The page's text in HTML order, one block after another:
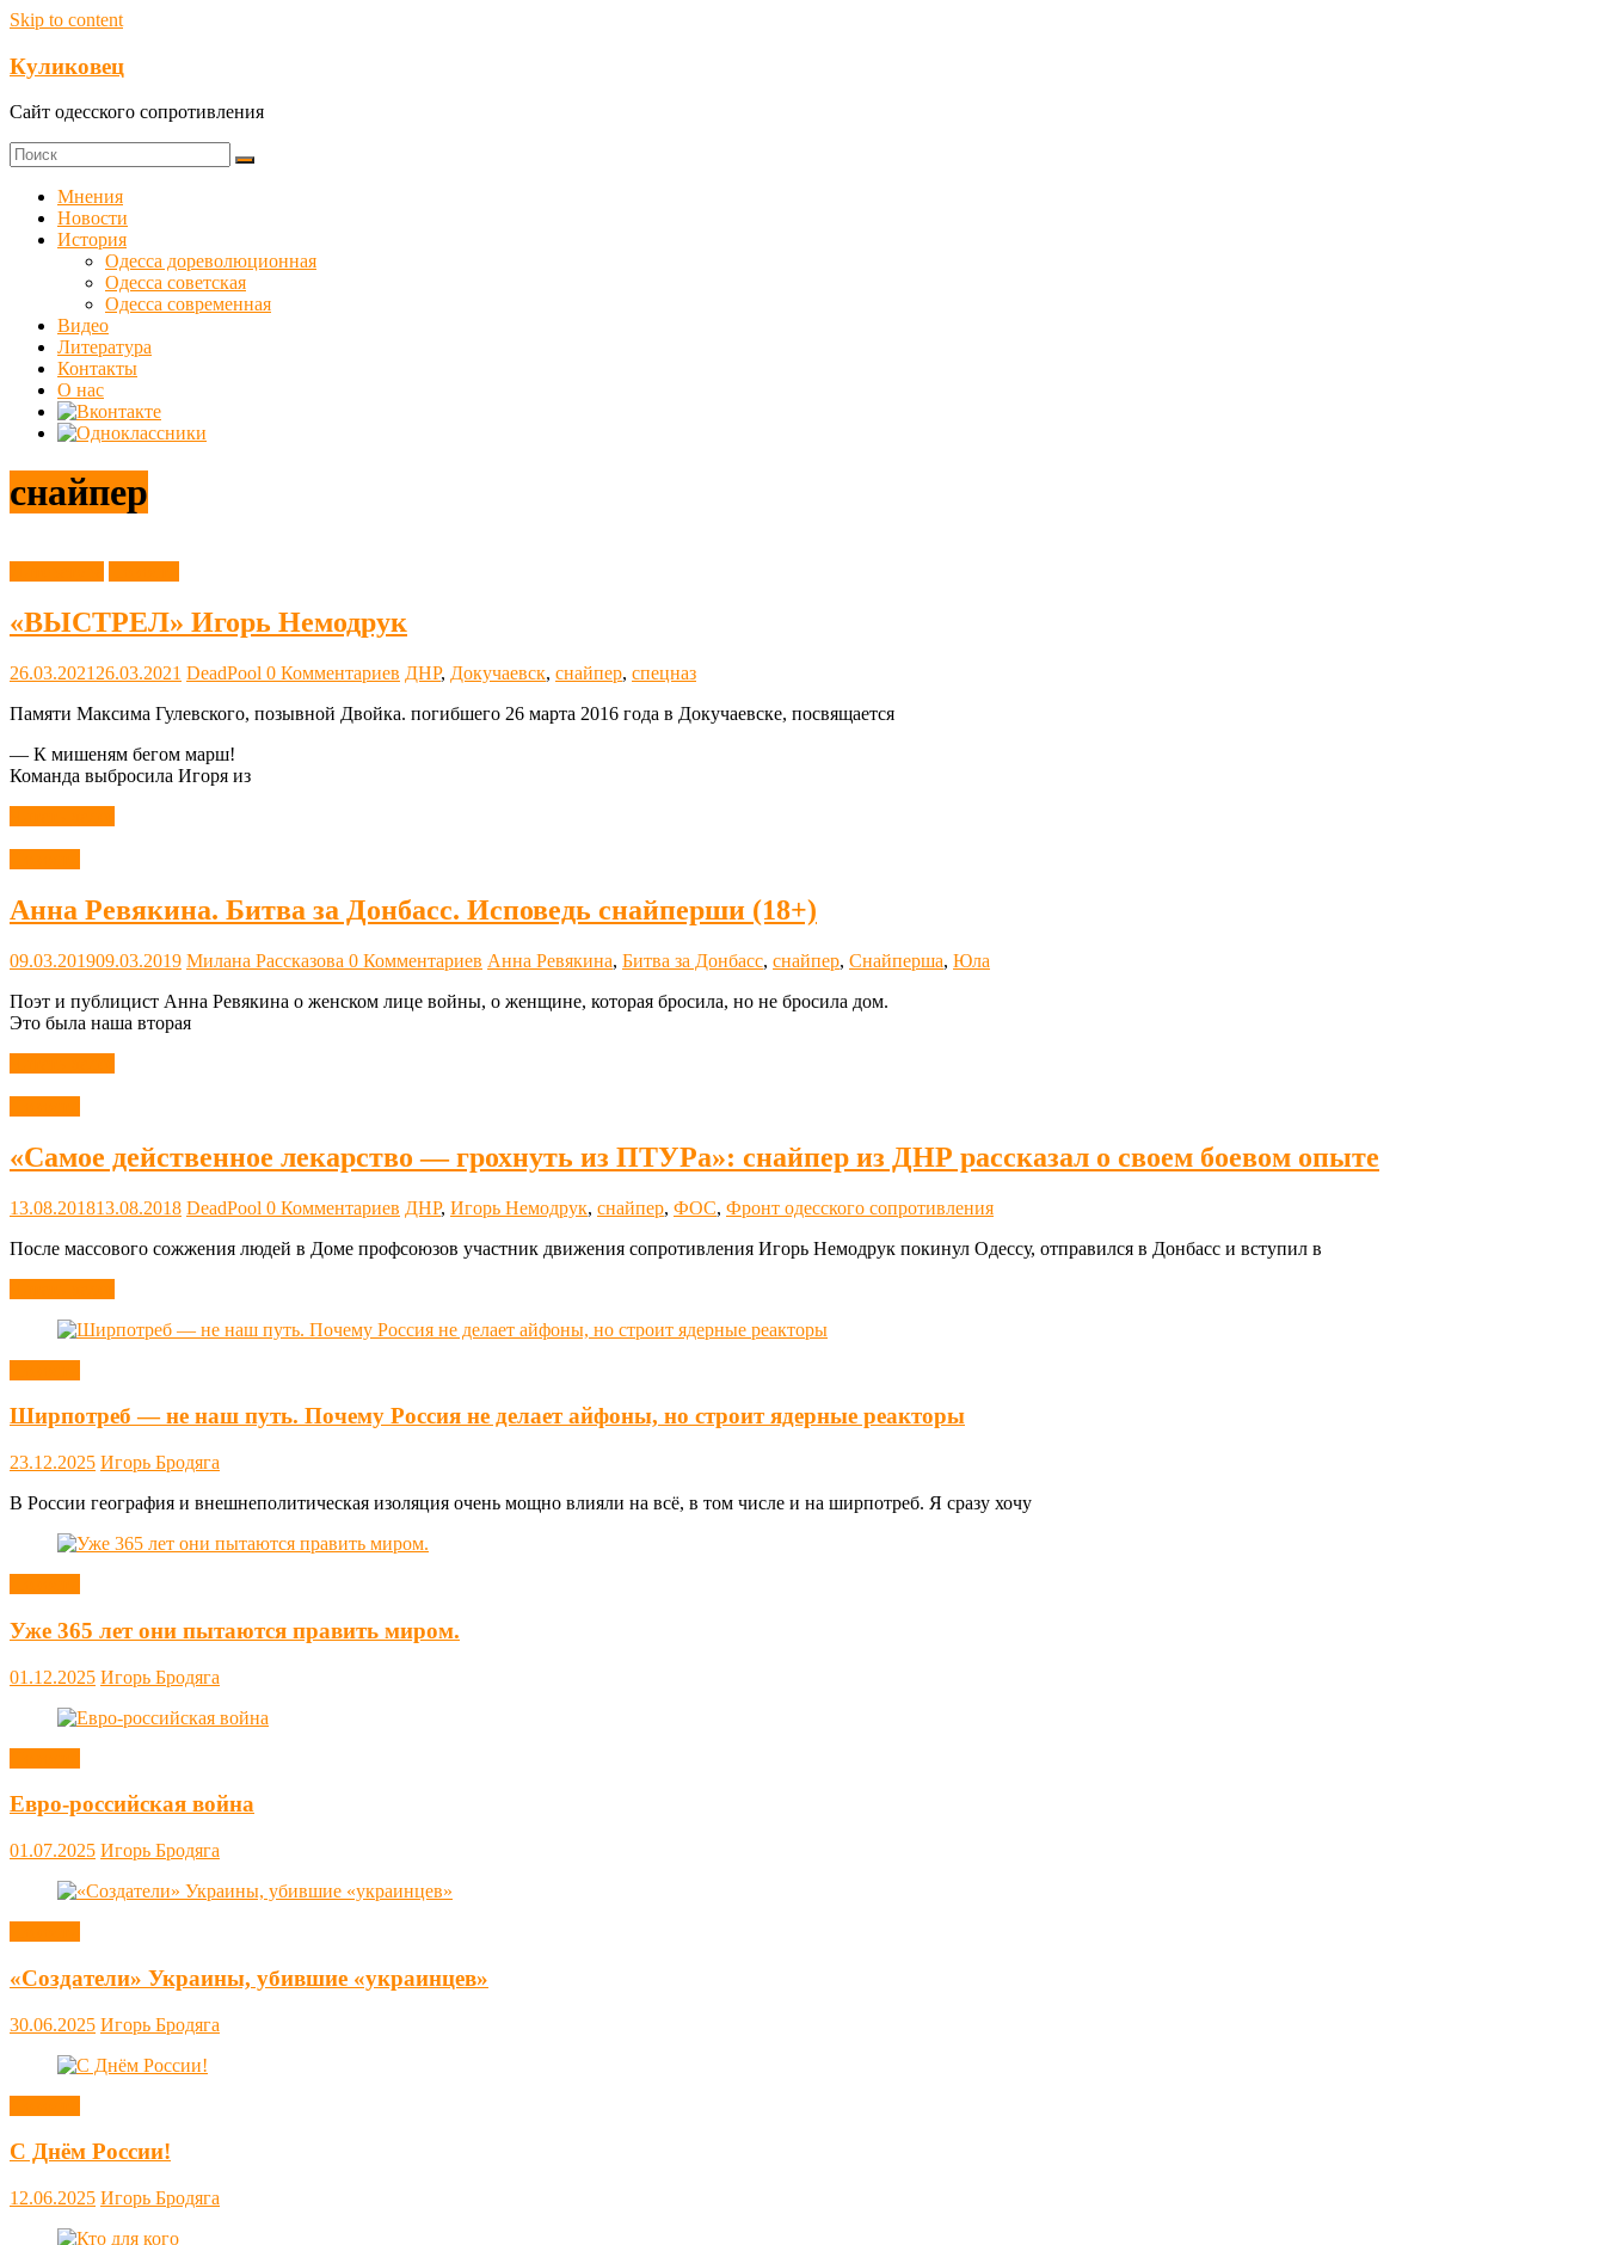
Skip to content
Куликовец
Сайт одесского сопротивления
Мнения
Новости
История
Одесса дореволюционная
Одесса советская
Одесса современная
Видео
Литература
Контакты
О нас
снайпер
«ВЫСТРЕЛ» Игорь Немодрук
26.03.2021 26.03.2021 DeadPool 0 Комментариев ДНР, Докучаевск, снайпер, спецназ
Памяти Максима Гулевского, позывной Двойка. погибшего 26 марта 2016 года в Докучаевске, посвящается
— К мишеням бегом марш!
Команда выбросила Игоря из
Анна Ревякина. Битва за Донбасс. Исповедь снайперши (18+)
09.03.201909.03.2019 Милана Рассказова 0 Комментариев Анна Ревякина, Битва за Донбасс, снайпер, Снайперша, Юла
Поэт и публицист Анна Ревякина о женском лице войны, о женщине, которая бросила, но не бросила дом.
Это была наша вторая
«Самое действенное лекарство — грохнуть из ПТУРа»: снайпер из ДНР рассказал о своем боевом опыте
13.08.201813.08.2018 DeadPool 0 Комментариев ДНР, Игорь Немодрук, снайпер, ФОС, Фронт одесского сопротивления
После массового сожжения людей в Доме профсоюзов участник движения сопротивления Игорь Немодрук покинул Одессу, отправился в Донбасс и вступил в
Ширпотреб — не наш путь. Почему Россия не делает айфоны, но строит ядерные реакторы
23.12.2025 Игорь Бродяга
В России география и внешнеполитическая изоляция очень мощно влияли на всё, в том числе и на ширпотреб. Я сразу хочу
Уже 365 лет они пытаются править миром.
01.12.2025 Игорь Бродяга
Евро-российская война
01.07.2025 Игорь Бродяга
«Создатели» Украины, убившие «украинцев»
30.06.2025 Игорь Бродяга
С Днём России!
12.06.2025 Игорь Бродяга